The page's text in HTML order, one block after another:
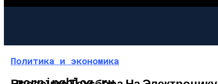
Политика и экономика